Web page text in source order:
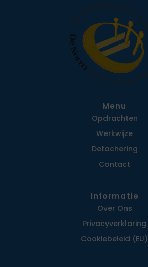
Menu
Opdrachten
Werkwijze
Detachering
Contact
Informatie
Over Ons
Privacy­verklaring
Cookiebeleid (EU)